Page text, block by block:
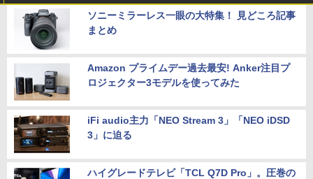
ソニーミラーレス一眼の大特集！ 見どころ記事
まとめ
Amazon プライムデー過去最安! Anker注目プ
ロジェクター3モデルを使ってみた
iFi audio主力「NEO Stream 3」「NEO iDSD
3」に迫る
ハイグレードテレビ「TCL Q7D Pro」。圧巻の